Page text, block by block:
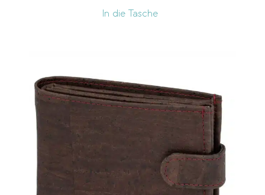
In die Tasche